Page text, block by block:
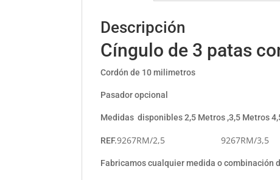
Descripción
Cíngulo de 3 patas
Cordón de 10 milimetros
Pasador opcional
Medidas disponibles 2,5 Metros ,3,5 Metros
REF.9267RM/2,5 9267RM/3,5
Fabricamos cualquier medida o combinación